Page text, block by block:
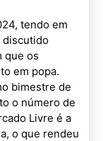
tendo em
discutido
que os
em popa.
bimestre de
o número de
Livre é a
o que rendeu